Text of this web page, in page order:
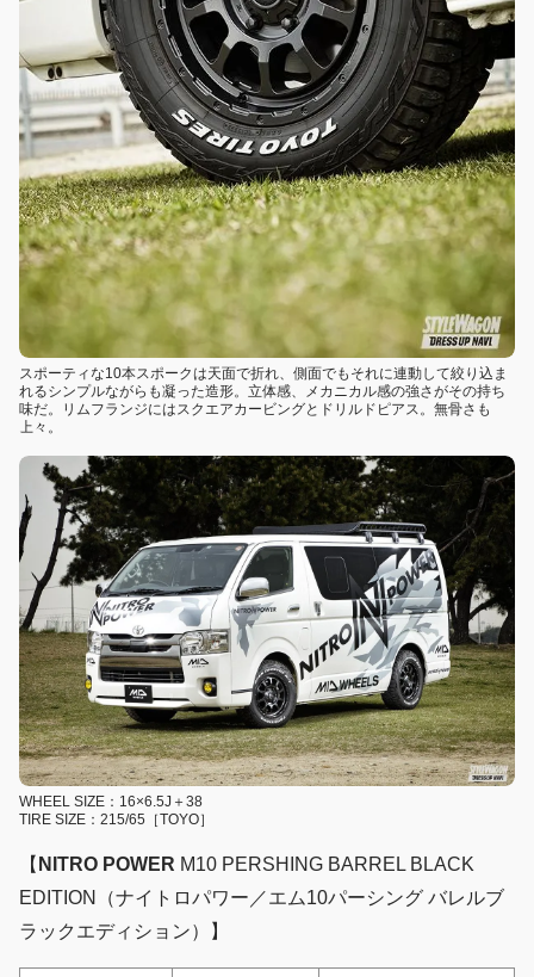
スポーティな10本スポークは天面で折れ、側面でもそれに連動して絞り込ま
れるシンプルながらも凝った造形。立体感、メカニカル感の強さがその持ち
味だ。リムフランジにはスクエアカービングとドリルドピアス。無骨さも
上々。
WHEEL SIZE：16×6.5J＋38
TIRE SIZE：215/65［TOYO］
【 NITRO POWER M10 PERSHING BARREL BLACK
EDITION（ナイトロパワー／エム10パーシング バレルブ
ラックエディション）】